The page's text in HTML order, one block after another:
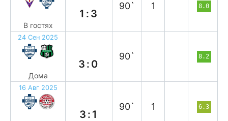
В гостях
1:3
90` 1 8.0
24 Сен 2025
Дома
3:0
90` 8.2
16 Авг 2025
3:1
90` 1 6.3